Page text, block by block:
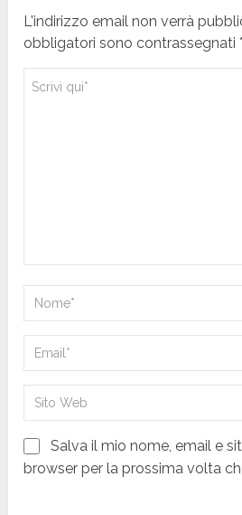
L'indirizzo email non verrà
obbligatori sono contrassegnati *
Salva il mio nome, email e
browser per la prossima volta